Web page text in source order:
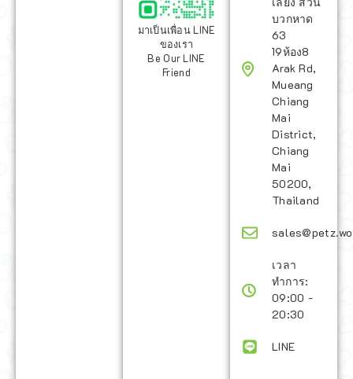
มาเป็นเพื่อน LINE
ของเรา
Be Our LINE
Friend
บวกหาด
63
19ห้อง8
Arak Rd,
Mueang
Chiang
Mai
District,
Chiang
Mai
50200,
Thailand
เวลา
ทำการ:
09:00 -
20:30
LINE